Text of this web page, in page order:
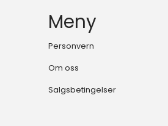
Meny
Personvern
Om oss
Salgsbetingelser